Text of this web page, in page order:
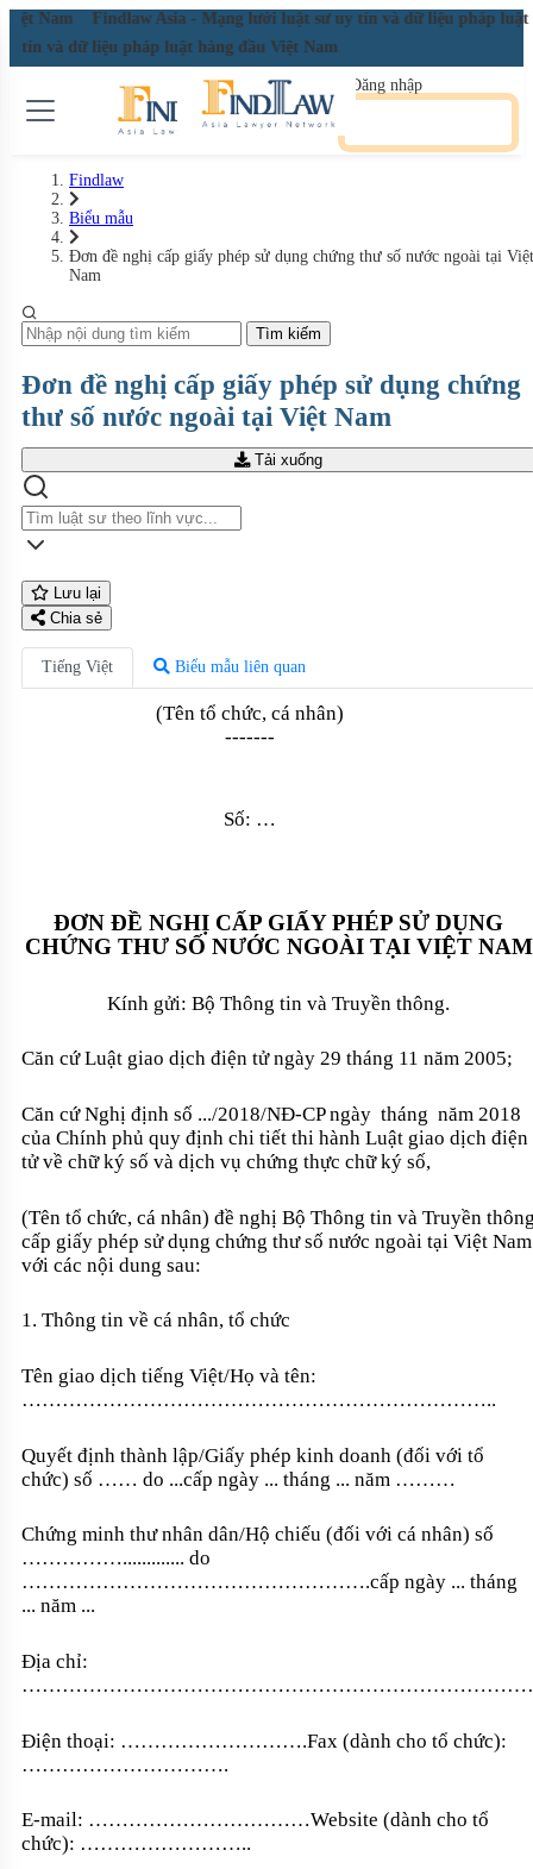
Nam
Findlaw Asia - Mạng lưới luật sư uy tín và dữ liệu pháp
tín và dữ liệu pháp luật hàng đầu Việt Nam
Đăng nhập
Findlaw
Biểu mẫu
Đơn đề nghị cấp giấy phép sử dụng chứng thư số nước ngoài tại Việt
Nam
Tìm kiếm
Đơn đề nghị cấp giấy phép sử dụng chứng
thư số nước ngoài tại Việt Nam
Tải xuống
Lưu lại
Chia sẻ
Tiếng Việt Biểu mẫu liên quan
(Tên tổ chức, cá nhân)
-------
Số: …
ĐƠN ĐỀ NGHỊ CẤP GIẤY PHÉP SỬ DỤNG
CHỨNG THƯ SỐ NƯỚC NGOÀI TẠI VIỆT NAM
Kính gửi: Bộ Thông tin và Truyền thông.
Căn cứ Luật giao dịch điện tử ngày 29 tháng 11 năm 2005;
Căn cứ Nghị định số .../2018/NĐ-CP ngày tháng năm 2018
của Chính phủ quy định chi tiết thi hành Luật giao dịch điện
tử về chữ ký số và dịch vụ chứng thực chữ ký số,
(Tên tổ chức, cá nhân) đề nghị Bộ Thông tin và Truyền
cấp giấy phép sử dụng chứng thư số nước ngoài tại Việt Nam
với các nội dung sau:
1. Thông tin về cá nhân, tổ chức
Tên giao dịch tiếng Việt/Họ và tên:
……………………………………………………………..
Quyết định thành lập/Giấy phép kinh doanh (đối với tổ
chức) số …… do ...cấp ngày ... tháng ... năm ………
Chứng minh thư nhân dân/Hộ chiếu (đối với cá nhân) số
……………............. do
…………………………………………….cấp ngày ... tháng
... năm ...
Địa chỉ:
Điện thoại: ……………………….Fax (dành cho tổ chức):
………………………….
E-mail: ……………………………Website (dành cho tổ
chức): ……………………..